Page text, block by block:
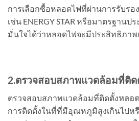
การเลือกซื้อหลอดไฟที่ผ่านการรับร
เช่น ENERGY STAR หรือมาตรฐาน
มั่นใจได้ว่าหลอดไฟจะมีประสิทธิภา
2.ตรวจสอบสภาพแวดล้อมที่ติด
ตรวจสอบสภาพแวดล้อมที่ติดตั้งหลอ
การติดตั้งในที่ที่มีอุณหภูมิสูงเกินไปห